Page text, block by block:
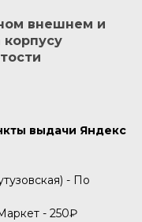
внешнем и
корпусу
выдачи Яндекс
- По
- 250₽